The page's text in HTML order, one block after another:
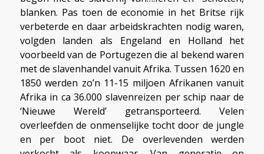
blanken. Pas toen de economie in het Britse rijk
verbeterde en daar arbeidskrachten nodig waren,
volgden landen als Engeland en Holland het
voorbeeld van de Portugezen die al bekend waren
met de slavenhandel vanuit Afrika. Tussen 1620 en
1850 werden zo’n 11-15 miljoen Afrikanen vanuit
Afrika in ca 36.000 slavenreizen per schip naar de
‘Nieuwe Wereld’ getransporteerd. Velen
overleefden de onmenselijke tocht door de jungle
en per boot niet. De overlevenden werden